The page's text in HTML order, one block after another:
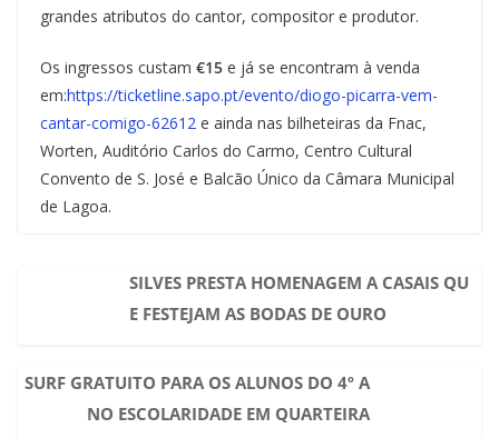
grandes atributos do cantor, compositor e produtor.
Os ingressos custam €15 e já se encontram à venda
em:https://ticketline.sapo.pt/evento/diogo-picarra-vem-
cantar-comigo-62612 e ainda nas bilheteiras da Fnac,
Worten, Auditório Carlos do Carmo, Centro Cultural
Convento de S. José e Balcão Único da Câmara Municipal
de Lagoa.
SILVES PRESTA HOMENAGEM A CASAIS QU
E FESTEJAM AS BODAS DE OURO
SURF GRATUITO PARA OS ALUNOS DO 4º A
NO ESCOLARIDADE EM QUARTEIRA